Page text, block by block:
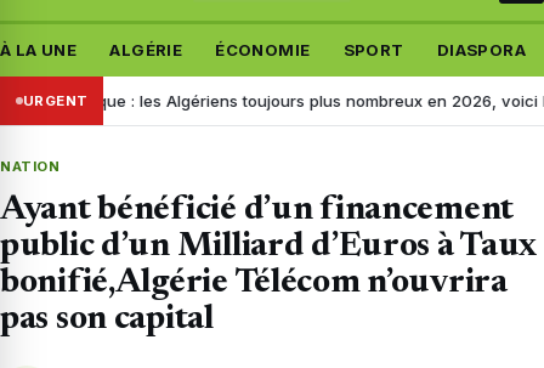
À LA UNE ALGÉRIE ÉCONOMIE SPORT DIASPORA
URGENT: les Algériens toujours plus nombreux en 2026, voici les motifs
NATION
Ayant bénéficié d’un financement
public d’un Milliard d’Euros à Taux
bonifié,Algérie Télécom n’ouvrira
pas son capital